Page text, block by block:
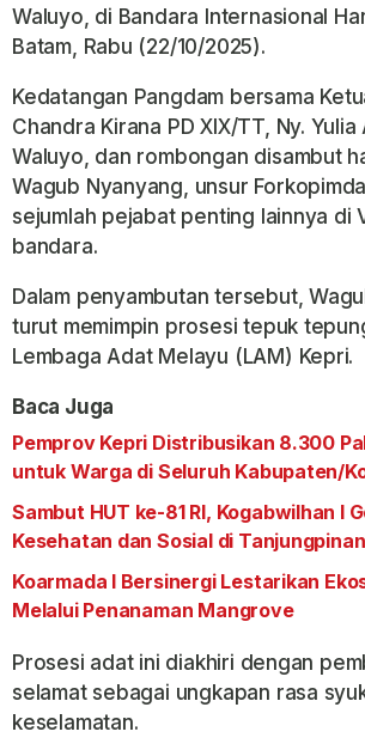
Waluyo, di Bandara Internasional
Batam, Rabu (22/10/2025).
Kedatangan Pangdam bersama
Chandra Kirana PD XIX/TT, Ny. Yulia
Waluyo, dan rombongan disambut
Wagub Nyanyang, unsur
sejumlah pejabat penting lainnya di
bandara.
Dalam penyambutan tersebut,
turut memimpin prosesi tepuk
Lembaga Adat Melayu (LAM) Kepri.
Baca Juga
Pemprov Kepri Distribusikan 8.300
untuk Warga di Seluruh Kabupaten/
Sambut HUT ke-81 RI, Kogabwilhan I
Kesehatan dan Sosial di
Koarmada I Bersinergi Lestarikan
Melalui Penanaman Mangrove
Prosesi adat ini diakhiri dengan
selamat sebagai ungkapan rasa
keselamatan.